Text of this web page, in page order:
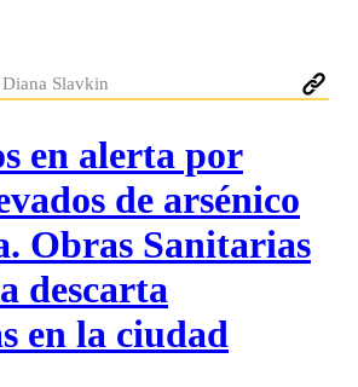
Slavkin
en alerta por
de arsénico
Obras Sanitarias
descarta
en la ciudad